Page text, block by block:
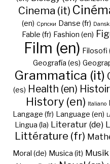
Cinema (it)
(en) Cрпски Danse (fr) Dansk
Fable (fr) Fashion (en)
Film (en) Filosofi
Geografía (es)
Grammatica (it)
(es) Health (en)
History (en) Italiano
Langage (fr) Language (en)
Lingua (la) Literatur (de)
Littérature (fr)
Moral (de) Musica (it) Musik